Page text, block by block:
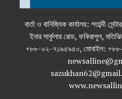
বার্তা ও বানিজ্যিক কার্যালয়: শতাব্দী
ইনার সার্কুলার রোড, ফকিরাপুল,
+৮৮-০২-৭১৯৫৯৫০, মোবাইল: